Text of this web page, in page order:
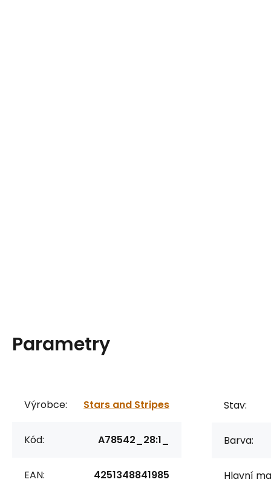
Parametry
Výrobce: Stars and Stripes
Kód: A78542_28:1_
EAN: 4251348841985
Stav:
Barva:
Hlavní